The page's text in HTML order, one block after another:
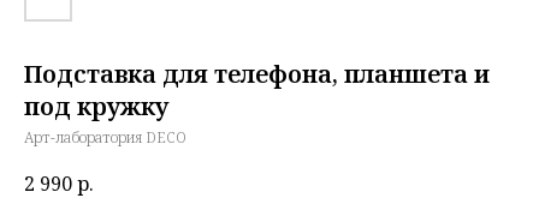
Подставка для телефона, планшета и
под кружку
Арт-лаборатория DECO
2 990р.